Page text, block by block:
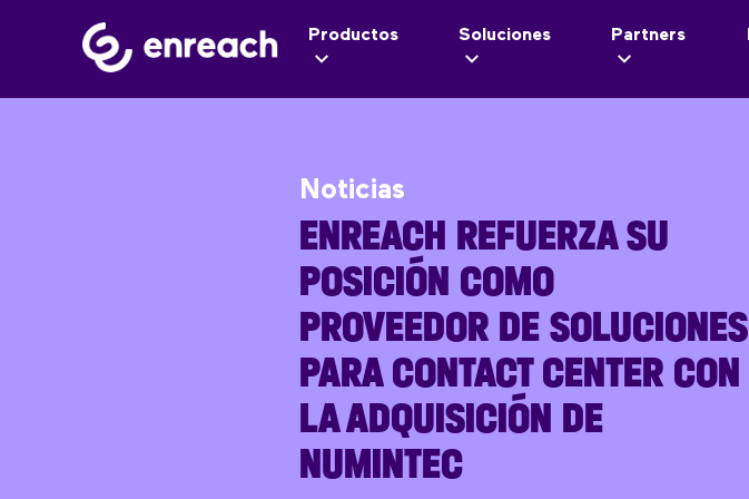
Productos Soluciones Partners
Noticias
ENREACH REFUERZA SU
POSICIÓN COMO
PROVEEDOR DE SOLUCIONES
PARA CONTACT CENTER CON
LA ADQUISICIÓN DE
NUMINTEC